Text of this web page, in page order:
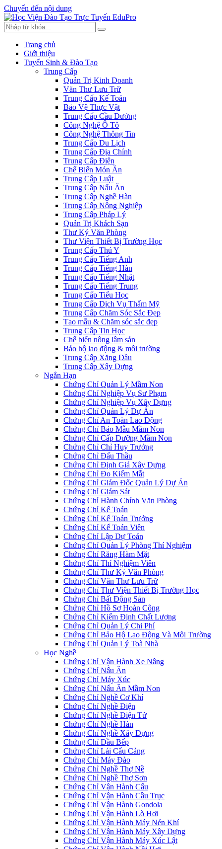
Chuyển đến nội dung
Trang chủ
Giới thiệu
Tuyển Sinh & Đào Tạo
Trung Cấp
Quản Trị Kinh Doanh
Văn Thư Lưu Trữ
Trung Cấp Kế Toán
Bảo Vệ Thực Vật
Trung Cấp Cầu Đường
Công Nghệ Ô Tô
Công Nghệ Thông Tin
Trung Cấp Du Lịch
Trung Cấp Địa Chính
Trung Cấp Điện
Chế Biến Món Ăn
Trung Cấp Luật
Trung Cấp Nấu Ăn
Trung Cấp Nghề Hàn
Trung Cấp Nông Nghiệp
Trung Cấp Pháp Lý
Quản Trị Khách Sạn
Thư Ký Văn Phòng
Thư Viện Thiết Bị Trường Học
Trung Cấp Thú Y
Trung Cấp Tiếng Anh
Trung Cấp Tiếng Hàn
Trung Cấp Tiếng Nhật
Trung Cấp Tiếng Trung
Trung Cấp Tiểu Học
Trung Cấp Dịch Vụ Thẩm Mỹ
Trung Cấp Chăm Sóc Sắc Đẹp
Tạo mẫu & Chăm sóc sắc đẹp
Trung Cấp Tin Học
Chế biến nông lâm sản
Bảo hộ lao động & môi trường
Trung Cấp Xăng Dầu
Trung Cấp Xây Dựng
Ngắn Hạn
Chứng Chỉ Quản Lý Mầm Non
Chứng Chỉ Nghiệp Vụ Sư Phạm
Chứng Chỉ Nghiệp Vụ Xây Dựng
Chứng Chỉ Quản Lý Dự Án
Chứng Chỉ An Toàn Lao Động
Chứng Chỉ Bảo Mẫu Mầm Non
Chứng Chỉ Cấp Dưỡng Mầm Non
Chứng Chỉ Chỉ Huy Trưởng
Chứng Chỉ Đấu Thầu
Chứng Chỉ Định Giá Xây Dựng
Chứng Chỉ Đo Kiểm Mắt
Chứng Chỉ Giám Đốc Quản Lý Dự Án
Chứng Chỉ Giám Sát
Chứng Chỉ Hành Chính Văn Phòng
Chứng Chỉ Kế Toán
Chứng Chỉ Kế Toán Trưởng
Chứng Chỉ Kế Toán Viên
Chứng Chỉ Lập Dự Toán
Chứng Chỉ Quản Lý Phòng Thí Nghiệm
Chứng Chỉ Răng Hàm Mặt
Chứng Chỉ Thí Nghiệm Viên
Chứng Chỉ Thư Ký Văn Phòng
Chứng Chỉ Văn Thư Lưu Trữ
Chứng Chỉ Thư Viện Thiết Bị Trường Học
Chứng Chỉ Bất Động Sản
Chứng Chỉ Hồ Sơ Hoàn Công
Chứng Chỉ Kiểm Định Chất Lượng
Chứng Chỉ Quản Lý Chi Phí
Chứng Chỉ Bảo Hộ Lao Động Và Môi Trường
Chứng Chỉ Quản Lý Toà Nhà
Học Nghề
Chứng Chỉ Vận Hành Xe Nâng
Chứng Chỉ Nấu Ăn
Chứng Chỉ Máy Xúc
Chứng Chỉ Nấu Ăn Mầm Non
Chứng Chỉ Nghề Cơ Khí
Chứng Chỉ Nghề Điện
Chứng Chỉ Nghề Điện Tử
Chứng Chỉ Nghề Hàn
Chứng Chỉ Nghề Xây Dựng
Chứng Chỉ Đầu Bếp
Chứng Chỉ Lái Cẩu Cảng
Chứng Chỉ Máy Đào
Chứng Chỉ Nghề Thợ Nề
Chứng Chỉ Nghề Thợ Sơn
Chứng Chỉ Vận Hành Cẩu
Chứng Chỉ Vận Hành Cầu Trục
Chứng Chỉ Vận Hành Gondola
Chứng Chỉ Vận Hành Lò Hơi
Chứng Chỉ Vận Hành Máy Nén Khí
Chứng Chỉ Vận Hành Máy Xây Dựng
Chứng Chỉ Vận Hành Máy Xúc Lật